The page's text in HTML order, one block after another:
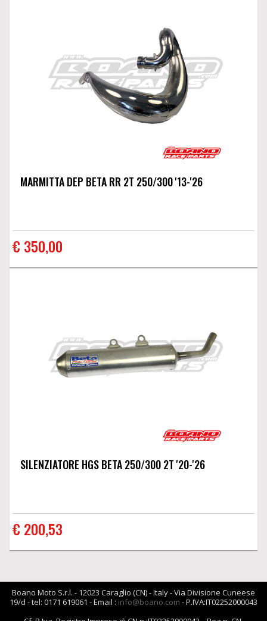
MARMITTA DEP BETA RR 2T 250/300 '13-'26
€ 350,00
SILENZIATORE HGS BETA 250/300 2T '20-'26
€ 200,53
Boano Moto S.r.l. - 12023 Caraglio (CN) - Italy - Via Divisione Cuneese
19/d - tel: 0171 619061 - Email : info@boano.com - P.IVA:IT02252000043